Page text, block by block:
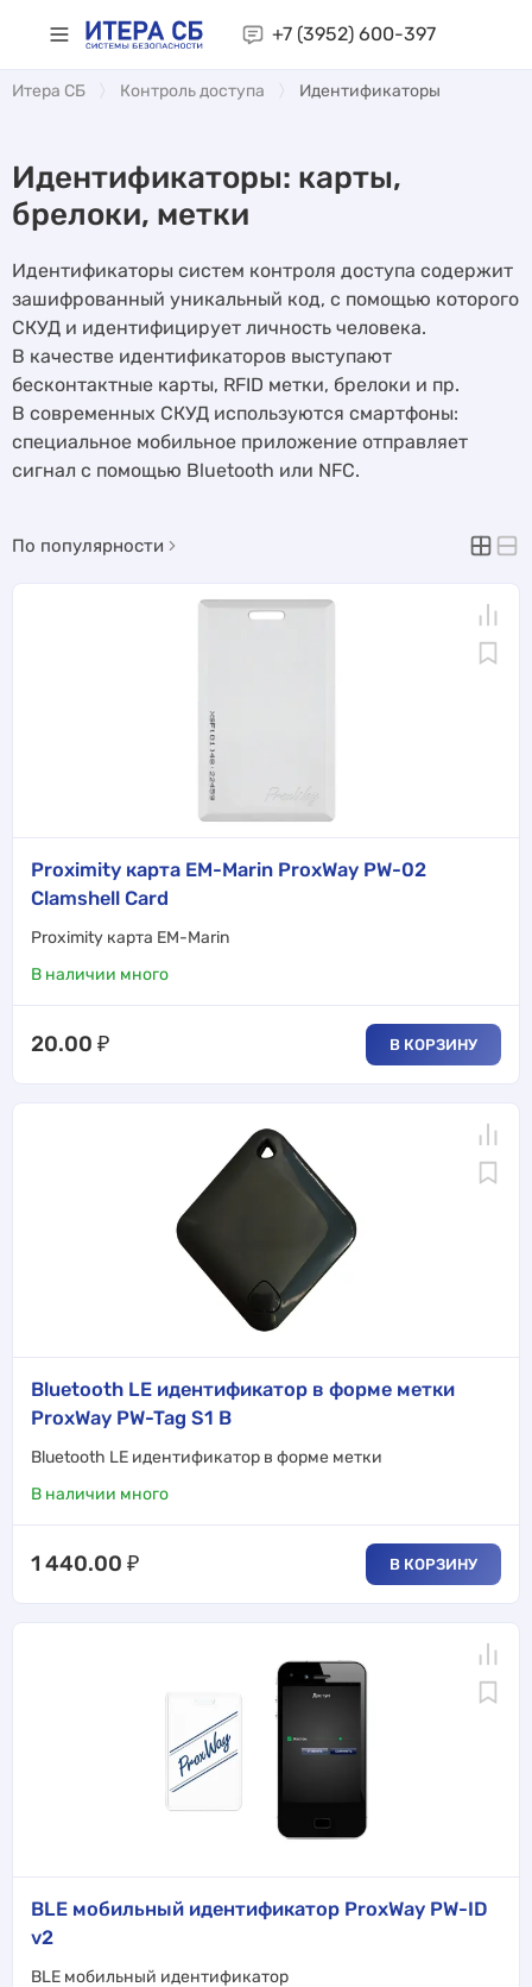
+7 (3952) 600-397
Итера СБ Контроль доступа Идентификаторы
Идентификаторы: карты,
брелоки, метки
Идентификаторы систем контроля доступа содержит
зашифрованный уникальный код, с помощью которого
СКУД и идентифицирует личность человека.
В качестве идентификаторов выступают
бесконтактные карты, RFID метки, брелоки и пр.
В современных СКУД используются смартфоны:
специальное мобильное приложение отправляет
сигнал с помощью Bluetooth или NFC.
По популярности
Proximity карта EM-Marin ProxWay PW-02
Clamshell Card
Proximity карта EM-Marin
В наличии много
20.00 ₽ В КОРЗИНУ
Bluetooth LE идентификатор в форме метки
ProxWay PW-Tag S1 B
Bluetooth LE идентификатор в форме метки
В наличии много
1 440.00 ₽ В КОРЗИНУ
BLE мобильный идентификатор ProxWay PW-ID
v2
BLE мобильный идентификатор